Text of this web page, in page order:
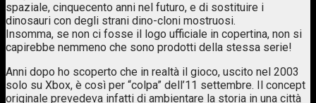
spaziale, cinquecento anni nel futuro, e di sostituire i
dinosauri con degli strani dino-cloni mostruosi.
Insomma, se non ci fosse il logo ufficiale in copertina, non si
capirebbe nemmeno che sono prodotti della stessa serie!
Anni dopo ho scoperto che in realtà il gioco, uscito nel 2003
solo su Xbox, è così per “colpa” dell’11 settembre. Il concept
originale prevedeva infatti di ambientare la storia in una città